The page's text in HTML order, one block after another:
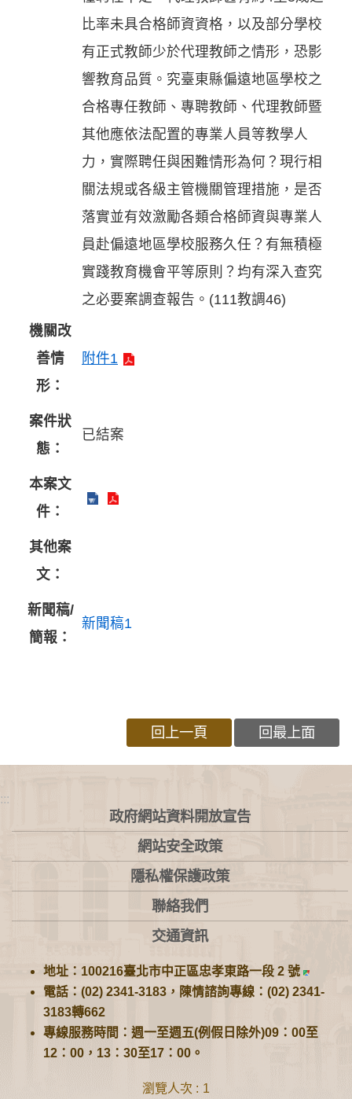
比率未具合格師資資格，以及部分學校
有正式教師少於代理教師之情形，恐影
響教育品質。究臺東縣偏遠地區學校之
合格專任教師、專聘教師、代理教師暨
其他應依法配置的專業人員等教學人
力，實際聘任與困難情形為何？現行相
關法規或各級主管機關管理措施，是否
落實並有效激勵各類合格師資與專業人
員赴偏遠地區學校服務久任？有無積極
實踐教育機會平等原則？均有深入查究
之必要案調查報告。(111教調46)
機關改
善情
形：
附件1
案件狀
態：
已結案
本案文
件：
其他案
文：
新聞稿/
簡報：
新聞稿1
回上一頁 回最上面
:::
政府網站資料開放宣告
網站安全政策
隱私權保護政策
聯絡我們
交通資訊
地址：100216臺北市中正區忠孝東路一段 2 號
電話：(02) 2341-3183，陳情諮詢專線：(02) 2341-
3183轉662
專線服務時間：週一至週五(例假日除外)09：00至
12：00，13：30至17：00。
瀏覽人次 1